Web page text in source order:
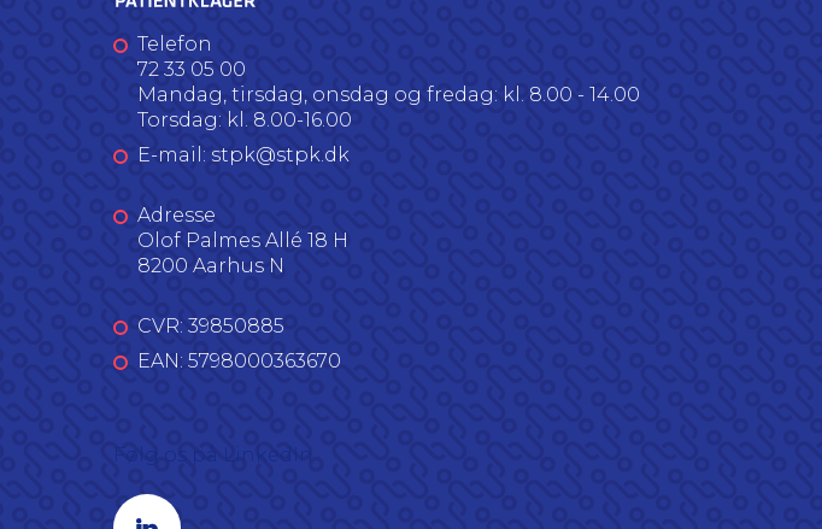
Telefon
72 33 05 00
Mandag, tirsdag, onsdag og fredag: kl. 8.00 - 14.00
Torsdag: kl. 8.00-16.00
E-mail: stpk@stpk.dk
Adresse
Olof Palmes Allé 18 H
8200 Aarhus N
CVR: 39850885
EAN: 5798000363670
Linkedin profil